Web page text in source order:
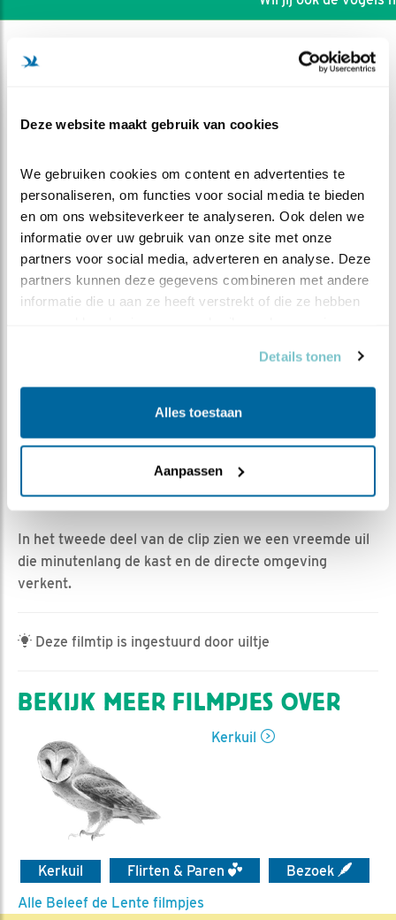
Deze website maakt gebruik van cookies
We gebruiken cookies om content en advertenties te
personaliseren, om functies voor social media te bieden
en om ons websiteverkeer te analyseren. Ook delen we
informatie over uw gebruik van onze site met onze
partners voor social media, adverteren en analyse. Deze
partners kunnen deze gegevens combineren met andere
informatie die u aan ze heeft verstrekt of die ze hebben
Details tonen
Alles toestaan
Aanpassen
DEEL DIT FILMPJE
Een muis en een vreemdeling
Bewaar dit filmpje
Eindelijk kwam de man binnen met een muis, die de
vrouw zelf mocht op eten; de man lijkt het eindelijk door
te hebben.
In het tweede deel van de clip zien we een vreemde uil
die minutenlang de kast en de directe omgeving
verkent.
Deze filmtip is ingestuurd door uiltje
BEKIJK MEER FILMPJES OVER
Kerkuil
Kerkuil Flirten & Paren
Bezoek
Alle Beleef de Lente filmpjes